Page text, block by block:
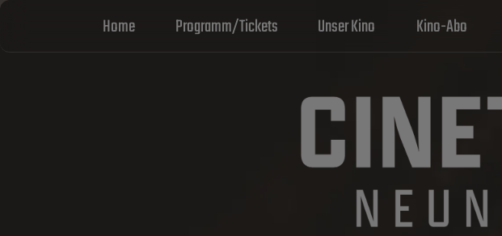
Home Programm/Tickets Unser Kino Kino-Abo